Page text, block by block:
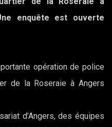
enquête est ouverte
opération de police
de la Roseraie à Angers
d’Angers, des équipes